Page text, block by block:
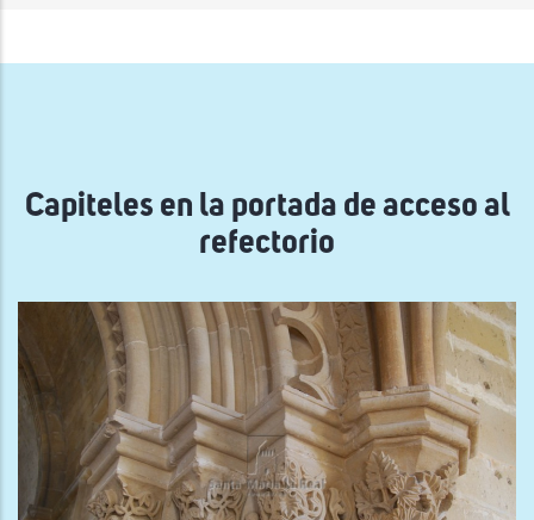
ayuda
Capiteles en la portada de acceso al
refectorio